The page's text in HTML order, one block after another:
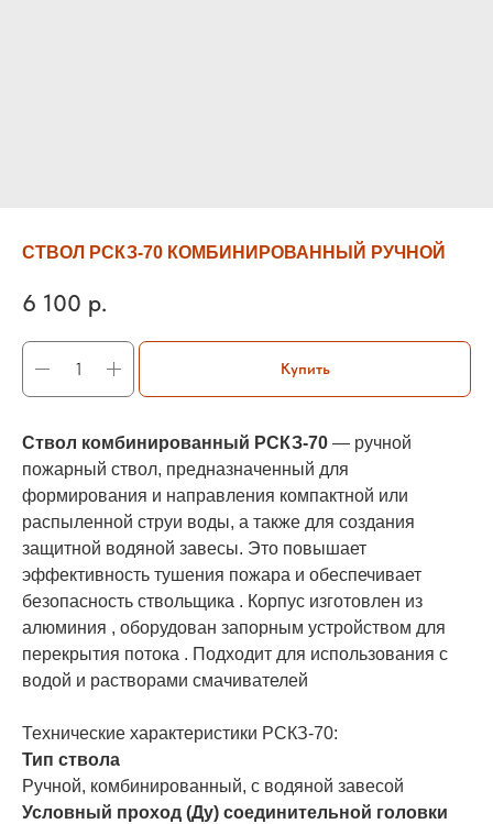
СТВОЛ РСКЗ-70 КОМБИНИРОВАННЫЙ РУЧНОЙ
6 100 р.
Купить
Ствол комбинированный РСКЗ-70 — ручной
пожарный ствол, предназначенный для
формирования и направления компактной или
распыленной струи воды, а также для создания
защитной водяной завесы. Это повышает
эффективность тушения пожара и обеспечивает
безопасность ствольщика . Корпус изготовлен из
алюминия , оборудован запорным устройством для
перекрытия потока . Подходит для использования с
водой и растворами смачивателей
Технические характеристики РСКЗ-70:
Тип ствола
Ручной, комбинированный, с водяной завесой
Условный проход (Ду) соединительной головки